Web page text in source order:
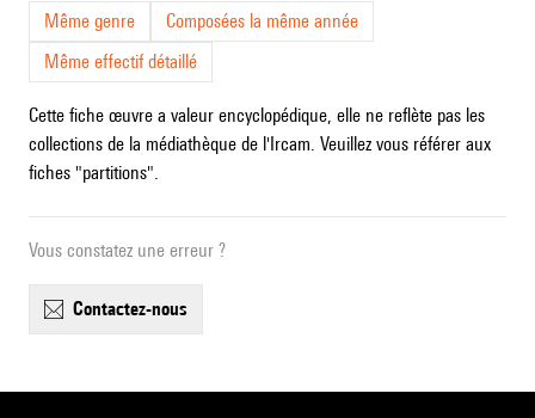
Même genre
Composées la même année
Même effectif détaillé
Cette fiche œuvre a valeur encyclopédique, elle ne reflète pas les
collections de la médiathèque de l'Ircam. Veuillez vous référer aux
fiches "partitions".
Vous constatez une erreur ?
contactez-nous